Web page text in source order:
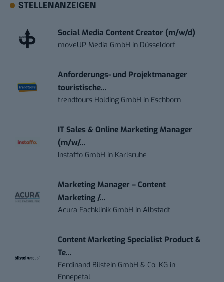
STELLENANZEIGEN
Social Media Content Creator (m/w/d)
moveUP Media GmbH in Düsseldorf
Anforderungs- und Projektmanager
touristische...
trendtours Holding GmbH in Eschborn
IT Sales & Online Marketing Manager
(m/w/...
Instaffo GmbH in Karlsruhe
Marketing Manager – Content
Marketing /...
Acura Fachklinik GmbH inAlbstadt
Content Marketing Specialist Product &
Te...
Ferdinand Bilstein GmbH & Co. KG in
Ennepetal